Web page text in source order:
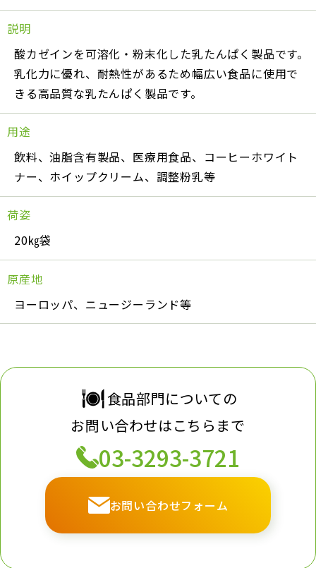
説明
酸カゼインを可溶化・粉末化した乳たんぱく製品です。
乳化力に優れ、耐熱性があるため幅広い食品に使用で
きる高品質な乳たんぱく製品です。
用途
飲料、油脂含有製品、医療用食品、コーヒーホワイト
ナー、ホイップクリーム、調整粉乳等
荷姿
20㎏袋
原産地
ヨーロッパ、ニュージーランド等
食品部門についての
お問い合わせはこちらまで
03-3293-3721
お問い合わせフォーム